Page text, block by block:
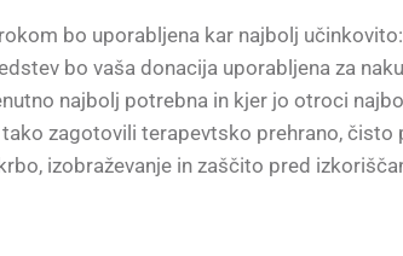
bo uporabljena kar najbolj
bo vaša donacija uporabljena za
najbolj potrebna in kjer jo otroci
zagotovili terapevtsko prehrano, čisto
izobraževanje in zaščito pred